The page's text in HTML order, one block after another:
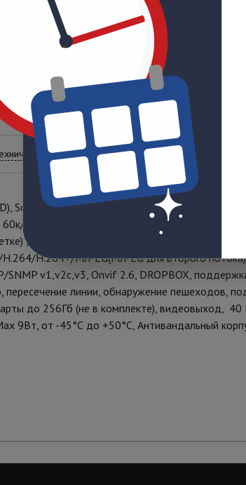
характеристики
Sony CMOS IMX307, аппаратный WDR 120дБ,
60к/с@1920х1080/1280x960/1280x720,
, режим день/ночь (Автоматически/
H.264+/MJPEG(MJPEG для второго
v1,v2c,v3, Onvif 2.6, DROPBOX,
линии, обнаружение пешеходов,
до 256Гб (не в комплекте), видеовыход,
9Вт, от -45°С до +50°С, Антивандальный